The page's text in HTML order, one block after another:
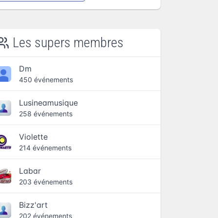
Les supers membres
Dm
450 événements
Lusineamusique
258 événements
Violette
214 événements
Labar
203 événements
Bizz'art
202 événements